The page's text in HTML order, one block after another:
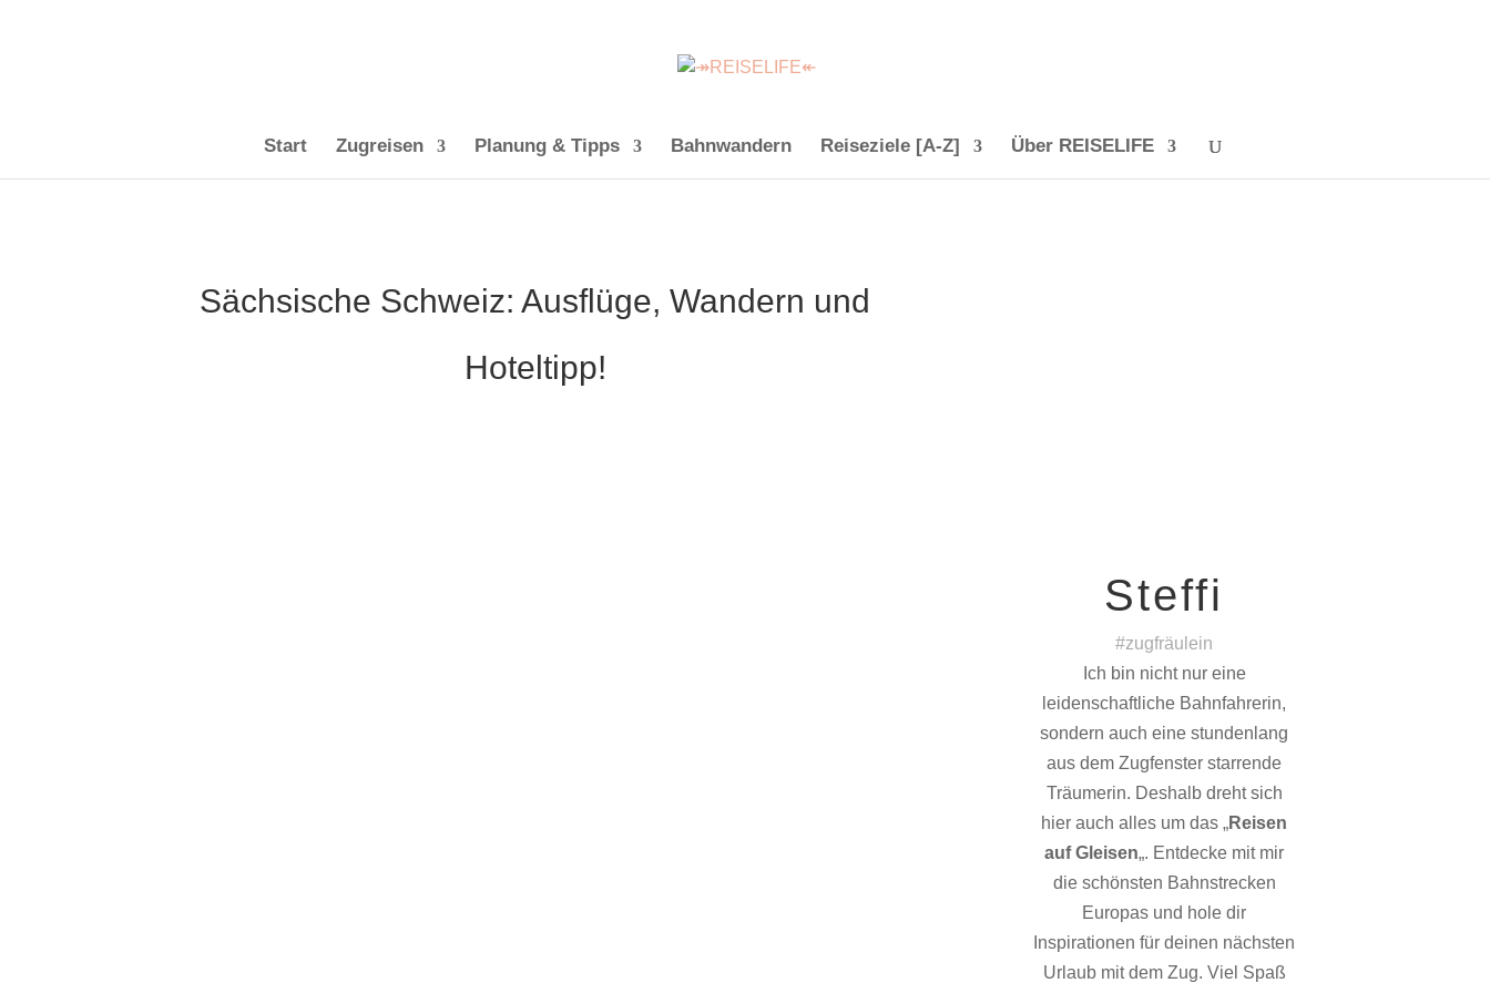
Start Zugreisen Planung & Tipps Bahnwandern Reiseziele [A-Z] Über REISELIFE
Sächsische Schweiz: Ausflüge, Wandern und
Hoteltipp!
Steffi
#zugfräulein
Ich bin nicht nur eine
leidenschaftliche Bahnfahrerin,
sondern auch eine stundenlang
aus dem Zugfenster starrende
Träumerin. Deshalb dreht sich
hier auch alles um das „Reisen
auf Gleisen„. Entdecke mit mir
die schönsten Bahnstrecken
Europas und hole dir
Inspirationen für deinen nächsten
Urlaub mit dem Zug. Viel Spaß